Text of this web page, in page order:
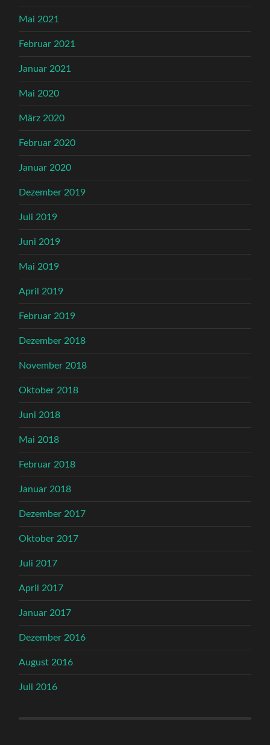
Mai 2021
Februar 2021
Januar 2021
Mai 2020
März 2020
Februar 2020
Januar 2020
Dezember 2019
Juli 2019
Juni 2019
Mai 2019
April 2019
Februar 2019
Dezember 2018
November 2018
Oktober 2018
Juni 2018
Mai 2018
Februar 2018
Januar 2018
Dezember 2017
Oktober 2017
Juli 2017
April 2017
Januar 2017
Dezember 2016
August 2016
Juli 2016